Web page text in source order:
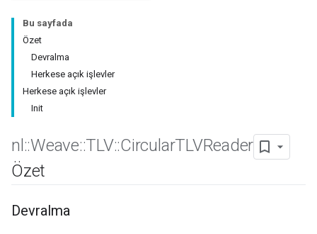
Bu sayfada
Özet
Devralma
Herkese açık işlevler
Herkese açık işlevler
Init
nl ::Weave::TLV::CircularTLVReader
Özet
Devralma